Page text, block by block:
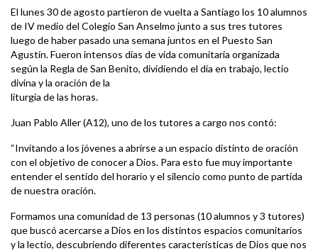
El lunes 30 de agosto partieron de vuelta a Santiago los 10 alumnos
de IV medio del Colegio San Anselmo junto a sus tres tutores
luego de haber pasado una semana juntos en el Puesto San
Agustín. Fueron intensos días de vida comunitaria organizada
según la Regla de San Benito, dividiendo el día en trabajo, lectio
divina y la oración de la
liturgia de las horas.
Juan Pablo Aller (A12), uno de los tutores a cargo nos contó:
“Invitando a los jóvenes a abrirse a un espacio distinto de oración
con el objetivo de conocer a Dios. Para esto fue muy importante
entender el sentido del horario y el silencio como punto de partida
de nuestra oración.
Formamos una comunidad de 13 personas (10 alumnos y 3 tutores)
que buscó acercarse a Dios en los distintos espacios comunitarios
y la lectio, descubriendo diferentes características de Dios que nos